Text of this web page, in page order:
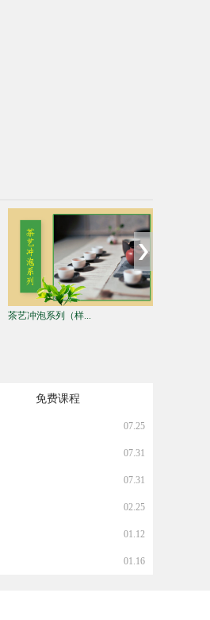
单丛 单枞?傻傻分...
免费课程
07.25
07.31
07.31
02.25
01.12
01.16